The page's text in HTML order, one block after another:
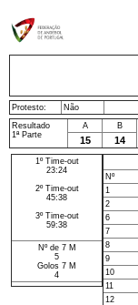
Protesto: Não
Resultado
1ª Parte
A B
15 14
1º Time-out
23:24
2º Time-out
45:38
3º Time-out
59:38
Nº de 7 M
5
Golos 7 M
4
Nº
1
2
6
7
8
9
10
11
12